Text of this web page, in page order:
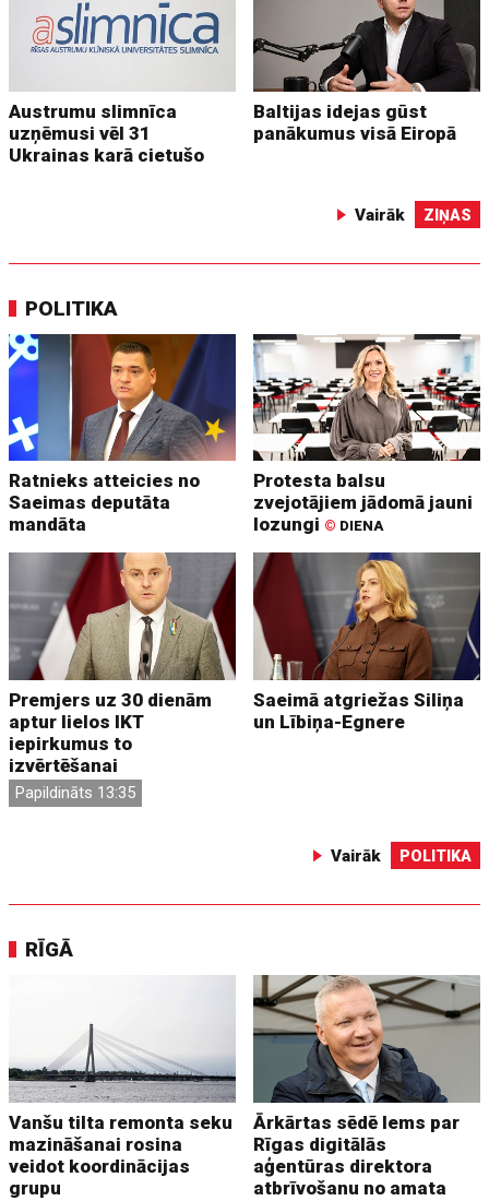
Austrumu slimnīca
uzņēmusi vēl 31
Ukrainas karā cietušo
Baltijas idejas gūst
panākumus visā Eiropā
Vairāk ZIŅAS
POLITIKA
Ratnieks atteicies no
Saeimas deputāta
mandāta
Protesta balsu
zvejotājiem jādomā jauni
lozungi © DIENA
Premjers uz 30 dienām
aptur lielos IKT
iepirkumus to
izvērtēšanai
Papildināts 13:35
Saeimā atgriežas Siliņa
un Lībiņa-Egnere
Vairāk POLITIKA
RĪGĀ
Vanšu tilta remonta seku
mazināšanai rosina
veidot koordinācijas
grupu
Ārkārtas sēdē lems par
Rīgas digitālās
aģentūras direktora
atbrīvošanu no amata